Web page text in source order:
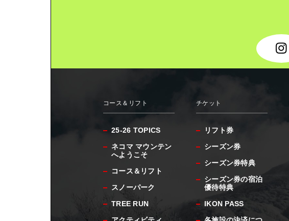
コース＆リフト
25-26 TOPICS
ネコマ マウンテン
へようこそ
コース＆リフト
スノーパーク
TREE RUN
チケット
リフト券
シーズン券
シーズン券特典
シーズン券の宿泊
優待特典
IKON PASS